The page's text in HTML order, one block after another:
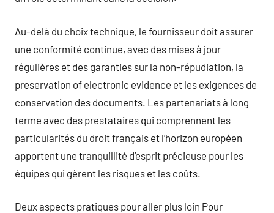
Au-delà du choix technique, le fournisseur doit assurer
une conformité continue, avec des mises à jour
régulières et des garanties sur la non-répudiation, la
preservation of electronic evidence et les exigences de
conservation des documents. Les partenariats à long
terme avec des prestataires qui comprennent les
particularités du droit français et l’horizon européen
apportent une tranquillité d’esprit précieuse pour les
équipes qui gèrent les risques et les coûts.
Deux aspects pratiques pour aller plus loin Pour